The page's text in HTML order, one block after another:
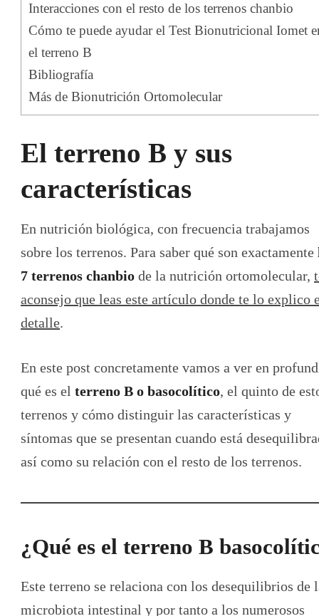
Interacciones con el resto de los terrenos chanbio
Cómo te puede ayudar el Test Bionutricional Iomet
el terreno B
Bibliografía
Más de Bionutrición Ortomolecular
El terreno B y sus
características
En nutrición biológica, con frecuencia trabajamos
sobre los terrenos. Para saber qué son exactamente
7 terrenos chanbio de la nutrición ortomolecular,
aconsejo que leas este artículo donde te lo explico
detalle.
En este post concretamente vamos a ver en
qué es el terreno B o basocolítico, el quinto de
terrenos y cómo distinguir las características y
síntomas que se presentan cuando está
así como su relación con el resto de los terrenos.
¿Qué es el terreno B
Este terreno se relaciona con los desequilibrios de
microbiota intestinal y por tanto a los numerosos